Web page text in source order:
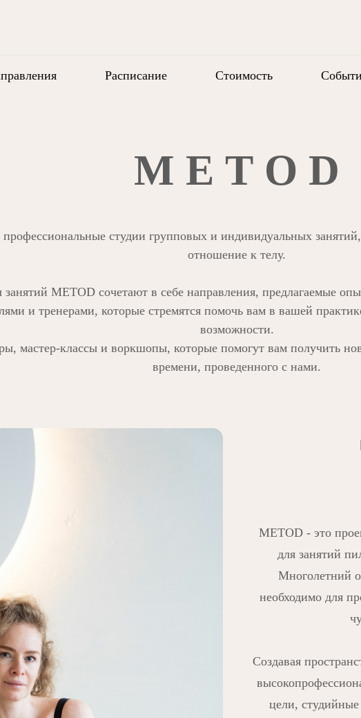
Расписание Стоимость
М Е Т О D
студии групповых и индивидуальных
отношение к телу.
METOD сочетают в себе направления, предлагаемые
и тренерами, которые стремятся помочь вам в вашей
возможности.
мастер-классы и воркшопы, которые помогут вам получить
времени, проведенного с нами.
METOD - это
для занятий
Многолетний
необходимо для
Создавая
цели,